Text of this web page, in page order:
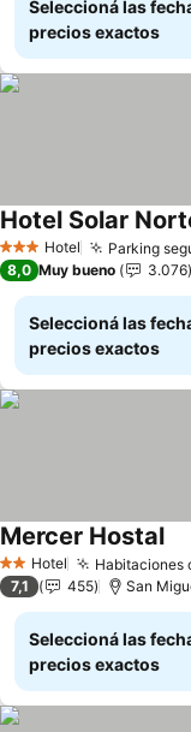
Seleccioná las
precios exactos
3 Estrellas
Hotel Parking
Hotel Solar
8,0 Muy bueno 3.076
Seleccioná las
precios exactos
2 Estrellas
Hotel Habitaciones
Mercer Hostal
7,1 455 San
Seleccioná las
precios exactos